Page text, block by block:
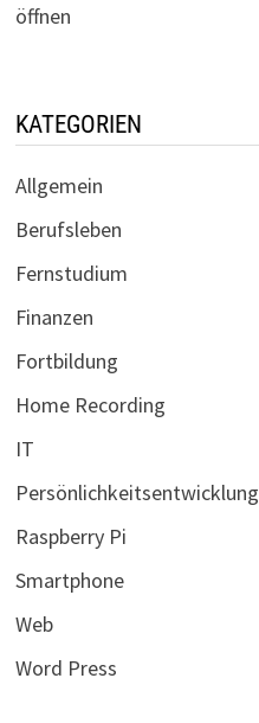
öffnen
KATEGORIEN
Allgemein
Berufsleben
Fernstudium
Finanzen
Fortbildung
Home Recording
IT
Persönlichkeitsentwicklung
Raspberry Pi
Smartphone
Web
Word Press